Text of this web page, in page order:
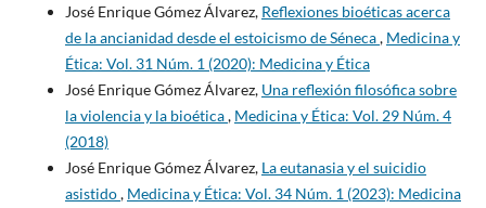
José Enrique Gómez Álvarez, Reflexiones bioéticas acerca
de la ancianidad desde el estoicismo de Séneca, Medicina y
Ética: Vol. 31 Núm. 1 (2020): Medicina y Ética
José Enrique Gómez Álvarez, Una reflexión filosófica sobre
la violencia y la bioética, Medicina y Ética: Vol. 29 Núm. 4
(2018)
José Enrique Gómez Álvarez, La eutanasia y el suicidio
asistido, Medicina y Ética: Vol. 34 Núm. 1 (2023): Medicina